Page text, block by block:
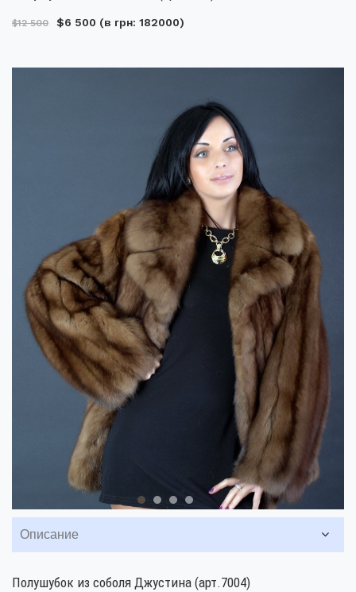
$12 500 $6 500 (в грн: 182000)
Описание
Полушубок из соболя Джустина (арт.7004)